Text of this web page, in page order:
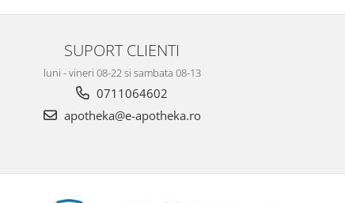
SUPORT CLIENTI
luni - vineri 08-22 si sambata 08-13
0711064602
apotheka@e-apotheka.ro